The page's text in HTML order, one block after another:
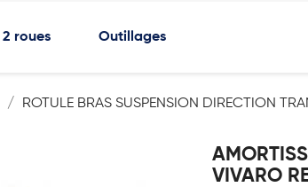
2 roues Outillages
ROTULE BRAS SUSPENSION DIRECTION
VIVARO